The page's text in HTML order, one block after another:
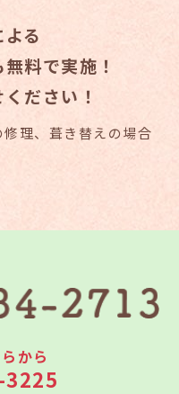
る
料で実施！
ださい！
理、葺き替えの場合
から